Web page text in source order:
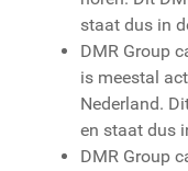
staat dus in
DMR Group
is meestal
Nederland.
en staat dus
DMR Group